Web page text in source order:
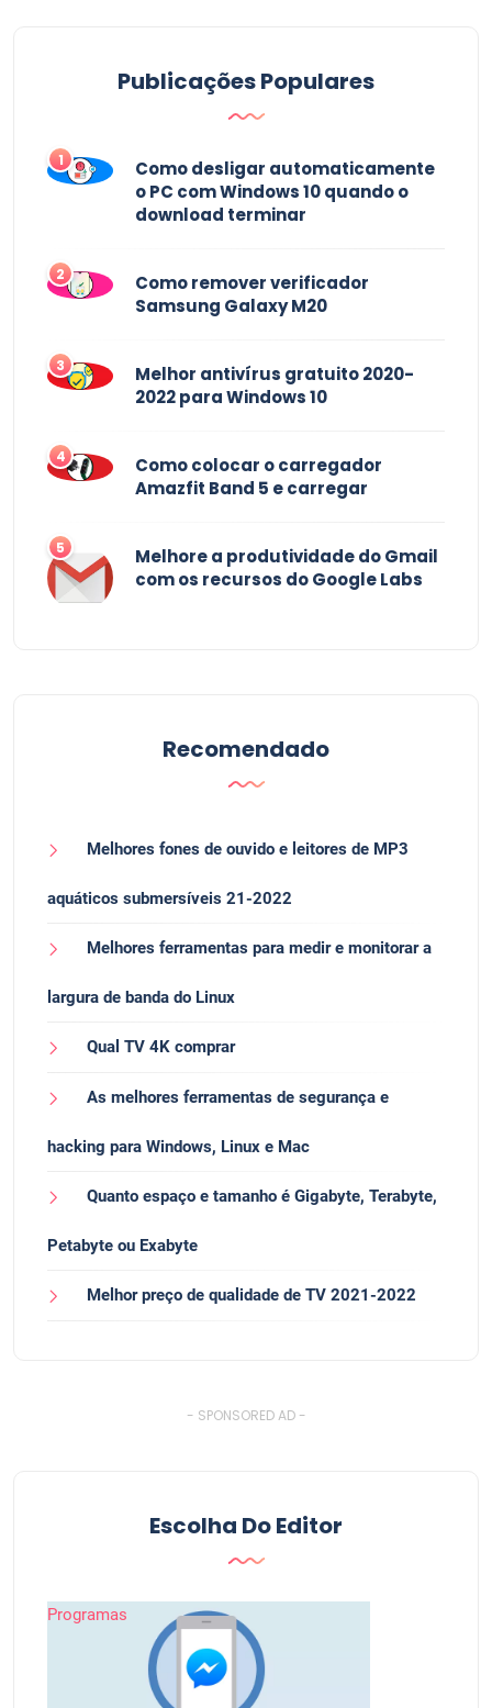
Publicações Populares
1
Como desligar automaticamente
o PC com Windows 10 quando o
download terminar
2
Como remover verificador
Samsung Galaxy M20
3
Melhor antivírus gratuito 2020-
2022 para Windows 10
4
Como colocar o carregador
Amazfit Band 5 e carregar
5
Melhore a produtividade do Gmail
com os recursos do Google Labs
Recomendado
Melhores fones de ouvido e leitores de MP3
aquáticos submersíveis 21-2022
Melhores ferramentas para medir e monitorar a
largura de banda do Linux
Qual TV 4K comprar
As melhores ferramentas de segurança e
hacking para Windows, Linux e Mac
Quanto espaço e tamanho é Gigabyte, Terabyte,
Petabyte ou Exabyte
Melhor preço de qualidade de TV 2021-2022
- SPONSORED AD -
Escolha Do Editor
Programas